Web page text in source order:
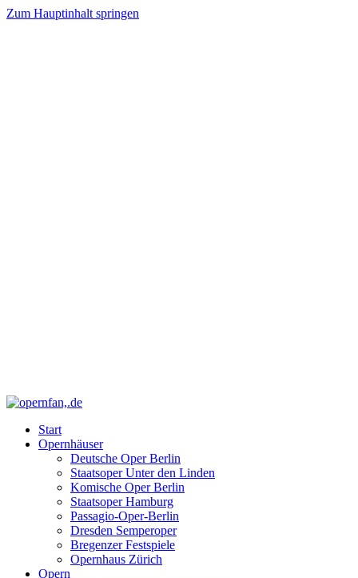
Zum Hauptinhalt springen
Start
Opernhäuser
Deutsche Oper Berlin
Staatsoper Unter den Linden
Komische Oper Berlin
Staatsoper Hamburg
Passagio-Oper-Berlin
Dresden Semperoper
Bregenzer Festspiele
Opernhaus Zürich
Opern